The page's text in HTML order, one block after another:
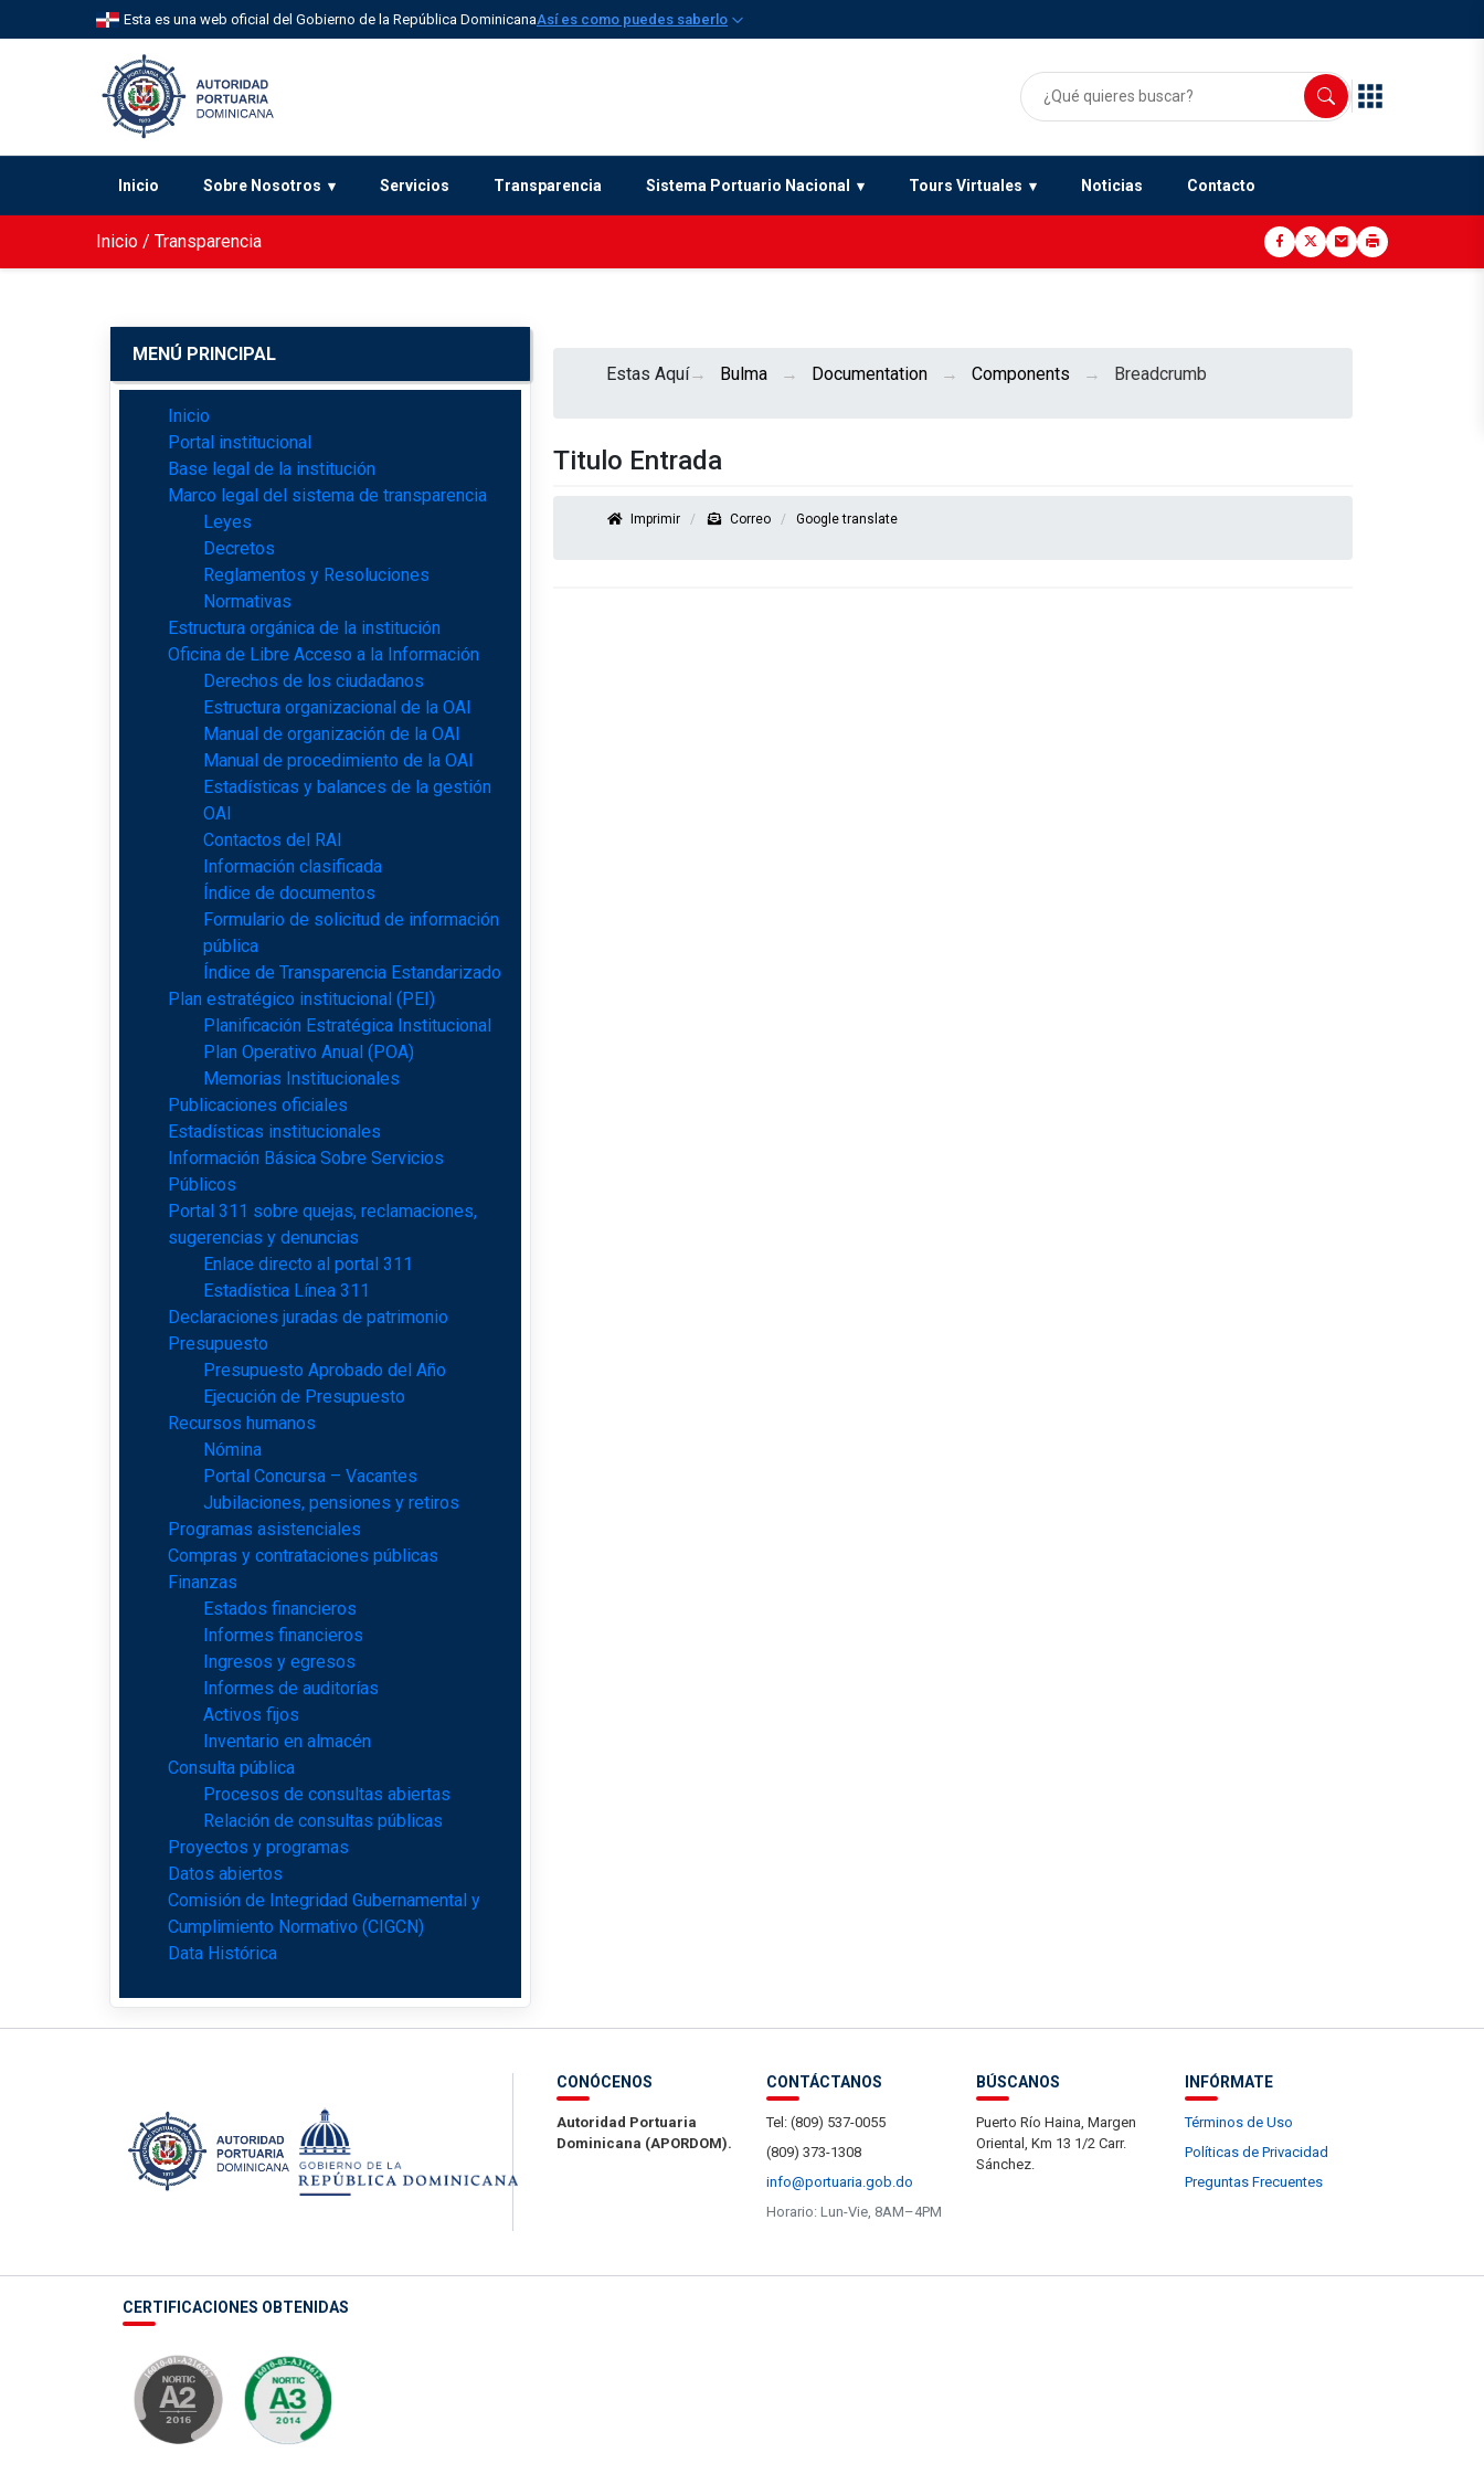
Esta es una web oficial del Gobierno de la República DominicanaAsí es como puedes saberlo
Inicio Sobre Nosotros Servicios Transparencia Sistema Portuario Nacional Tours Virtuales Noticias Contacto
Inicio / Transparencia
MENÚ PRINCIPAL
Inicio
Portal institucional
Base legal de la institución
Marco legal del sistema de transparencia
Leyes
Decretos
Reglamentos y Resoluciones
Normativas
Estructura orgánica de la institución
Oficina de Libre Acceso a la Información
Derechos de los ciudadanos
Estructura organizacional de la OAI
Manual de organización de la OAI
Manual de procedimiento de la OAI
Estadísticas y balances de la gestión
OAI
Contactos del RAI
Información clasificada
Índice de documentos
Formulario de solicitud de información
pública
Índice de Transparencia Estandarizado
Plan estratégico institucional (PEI)
Planificación Estratégica Institucional
Plan Operativo Anual (POA)
Memorias Institucionales
Publicaciones oficiales
Estadísticas institucionales
Información Básica Sobre Servicios
Públicos
Portal 311 sobre quejas, reclamaciones,
sugerencias y denuncias
Enlace directo al portal 311
Estadística Línea 311
Declaraciones juradas de patrimonio
Presupuesto
Presupuesto Aprobado del Año
Ejecución de Presupuesto
Recursos humanos
Nómina
Portal Concursa – Vacantes
Jubilaciones, pensiones y retiros
Programas asistenciales
Compras y contrataciones públicas
Finanzas
Estados financieros
Informes financieros
Ingresos y egresos
Informes de auditorías
Activos fijos
Inventario en almacén
Consulta pública
Procesos de consultas abiertas
Relación de consultas públicas
Proyectos y programas
Datos abiertos
Comisión de Integridad Gubernamental y
Cumplimiento Normativo (CIGCN)
Data Histórica
Estas Aquí Bulma Documentation Components Breadcrumb
Titulo Entrada
Imprimir Correo Google translate
CONÓCENOS
Autoridad Portuaria
Dominicana (APORDOM).
CONTÁCTANOS
Tel: (809) 537-0055
(809) 373-1308
info@portuaria.gob.do
Horario: Lun-Vie, 8AM–4PM
BÚSCANOS
Puerto Río Haina, Margen
Oriental, Km 13 1/2 Carr.
Sánchez.
INFÓRMATE
Términos de Uso
Políticas de Privacidad
Preguntas Frecuentes
CERTIFICACIONES OBTENIDAS